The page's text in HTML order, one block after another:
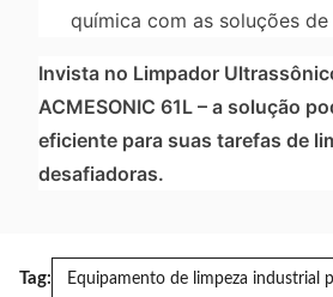
química com as soluções
Invista no Limpador
ACMESONIC 61L – a solução
eficiente para suas tarefas de
desafiadoras.
Tag: Equipamento de limpeza industrial